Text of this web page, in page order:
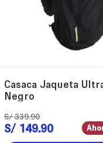
Casaca Jaqueta
Negro
S/ 339.90
S/ 149.90